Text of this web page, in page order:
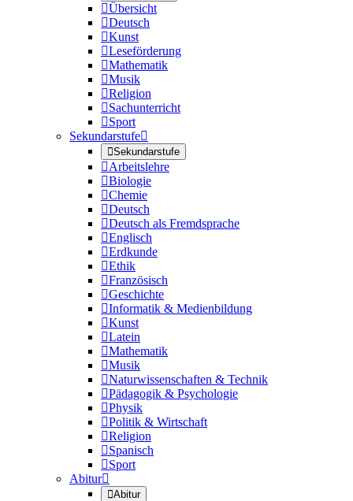
Übersicht
Deutsch
Kunst
Leseförderung
Mathematik
Musik
Religion
Sachunterricht
Sport
Sekundarstufe
Sekundarstufe
Arbeitslehre
Biologie
Chemie
Deutsch
Deutsch als Fremdsprache
Englisch
Erdkunde
Ethik
Französisch
Geschichte
Informatik & Medienbildung
Kunst
Latein
Mathematik
Musik
Naturwissenschaften & Technik
Pädagogik & Psychologie
Physik
Politik & Wirtschaft
Religion
Spanisch
Sport
Abitur
Abitur